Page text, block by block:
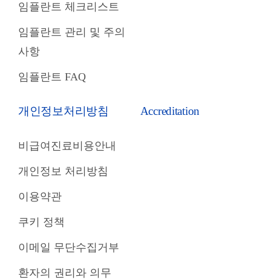
임플란트 체크리스트
임플란트 관리 및 주의
사항
임플란트 FAQ
개인정보처리방침
비급여진료비용안내
개인정보 처리방침
이용약관
쿠키 정책
이메일 무단수집거부
환자의 권리와 의무
Accreditation